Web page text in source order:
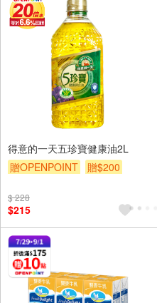
得意的一天五珍寶健康油2L
贈OPENPOINT
贈$200
$ 228
$215